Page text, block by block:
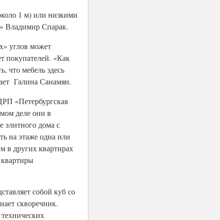
1 м) или низкими
Владимир Спарак.
углов может
покупателей. «Как
что мебель здесь
Галина Санамян.
«Петербургская
деле они в
элитного дома с
на этаже одна или
в других квартирах
собой куб со
скворечник.